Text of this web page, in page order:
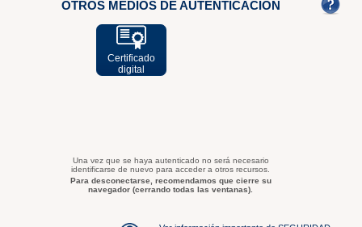
OTROS MEDIOS DE AUTENTICACIÓN
Certificado
digital
Una vez que se haya autenticado no será necesario
identificarse de nuevo para acceder a otros recursos.
Para desconectarse, recomendamos que cierre su
navegador (cerrando todas las ventanas).